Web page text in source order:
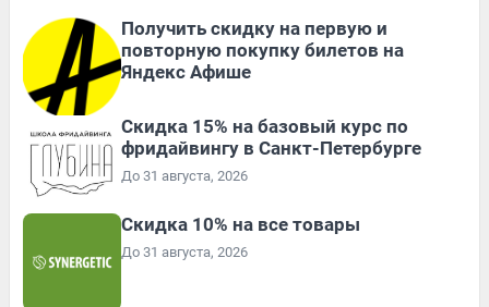
Получить скидку на первую и
повторную покупку билетов на
Яндекс Афише
Скидка 15% на базовый курс по
фридайвингу в Санкт-Петербурге
До 31 августа, 2026
Скидка 10% на все товары
До 31 августа, 2026